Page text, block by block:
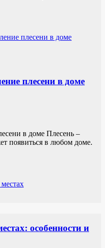
плесени в доме
в доме Плесень –
появиться в любом доме.
особенности и